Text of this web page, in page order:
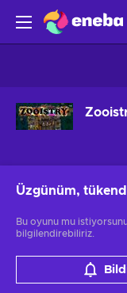
Üzgünüm,
Bu oyunu mu
bilgilendirebiliriz.